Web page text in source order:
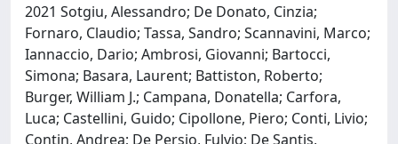
2021 Sotgiu, Alessandro; De Donato, Cinzia;
Fornaro, Claudio; Tassa, Sandro; Scannavini, Marco;
Iannaccio, Dario; Ambrosi, Giovanni; Bartocci,
Simona; Basara, Laurent; Battiston, Roberto;
Burger, William J.; Campana, Donatella; Carfora,
Luca; Castellini, Guido; Cipollone, Piero; Conti, Livio;
Contin, Andrea; De Persio, Fulvio; De Santis,